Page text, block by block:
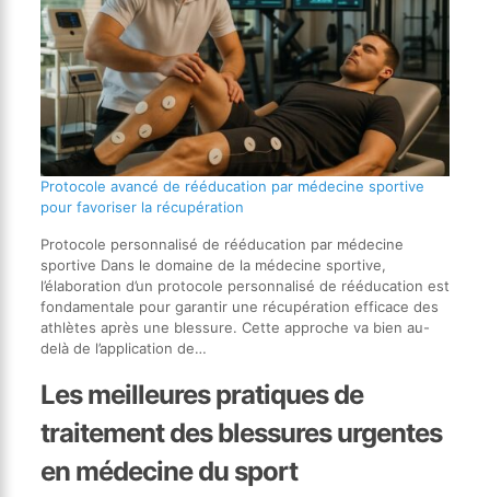
Protocole avancé de rééducation par médecine sportive
pour favoriser la récupération
Protocole personnalisé de rééducation par médecine
sportive Dans le domaine de la médecine sportive,
l’élaboration d’un protocole personnalisé de rééducation est
fondamentale pour garantir une récupération efficace des
athlètes après une blessure. Cette approche va bien au-
delà de l’application de…
Les meilleures pratiques de
traitement des blessures urgentes
en médecine du sport